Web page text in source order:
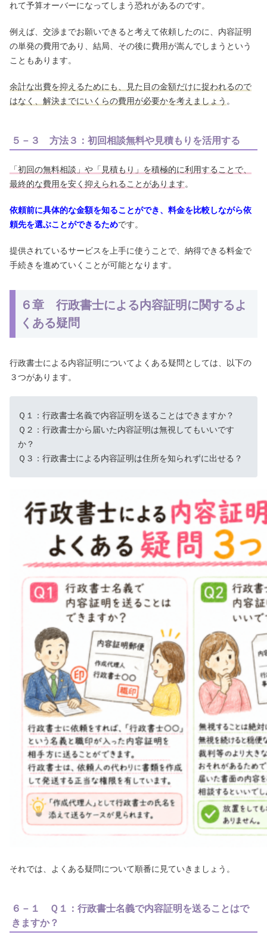
れて予算オーバーになってしまう恐れがあるのです。
例えば、交渉までお願いできると考えて依頼したのに、内容証明
の単発の費用であり、結局、その後に費用が嵩んでしまうという
こともあります。
余計な出費を抑えるためにも、見た目の金額だけに捉われるので
はなく、解決までにいくらの費用が必要かを考えましょう 。
５－３ 方法３：初回相談無料や見積もりを活用する
「初回の無料相談」や「見積もり」を積極的に利用することで、
最終的な費用を安く抑えられることがあります。
依頼前に具体的な金額を知ることができ、料金を比較しながら依
頼先を選ぶことができるためです。
提供されているサービスを上手に使うことで、納得できる料金で
手続きを進めていくことが可能となります。
６章 行政書士による内容証明に関するよ
くある疑問
行政書士による内容証明についてよくある疑問としては、以下の
３つがあります。
Ｑ１：行政書士名義で内容証明を送ることはできますか？
Ｑ２：行政書士から届いた内容証明は無視してもいいです
か？
Ｑ３：行政書士による内容証明は住所を知られずに出せる？
それでは、よくある疑問について順番に見ていきましょう。
６－１ Ｑ１：行政書士名義で内容証明を送ることはで
きますか？